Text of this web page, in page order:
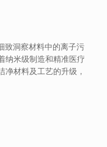
致洞察材料中的离子污
纳米级制造和精准医疗
净材料及工艺的升级，